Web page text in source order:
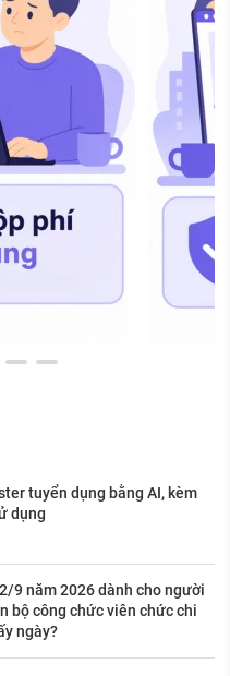
tuyển dụng bằng AI, kèm
dụng
9 năm 2026 dành cho người
bộ công chức viên chức chi
ngày?